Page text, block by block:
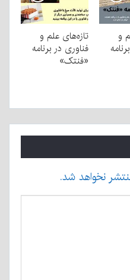
و
تازه‌های علم و
فناوری در برنامه
«فنتک»
نخواهد شد.